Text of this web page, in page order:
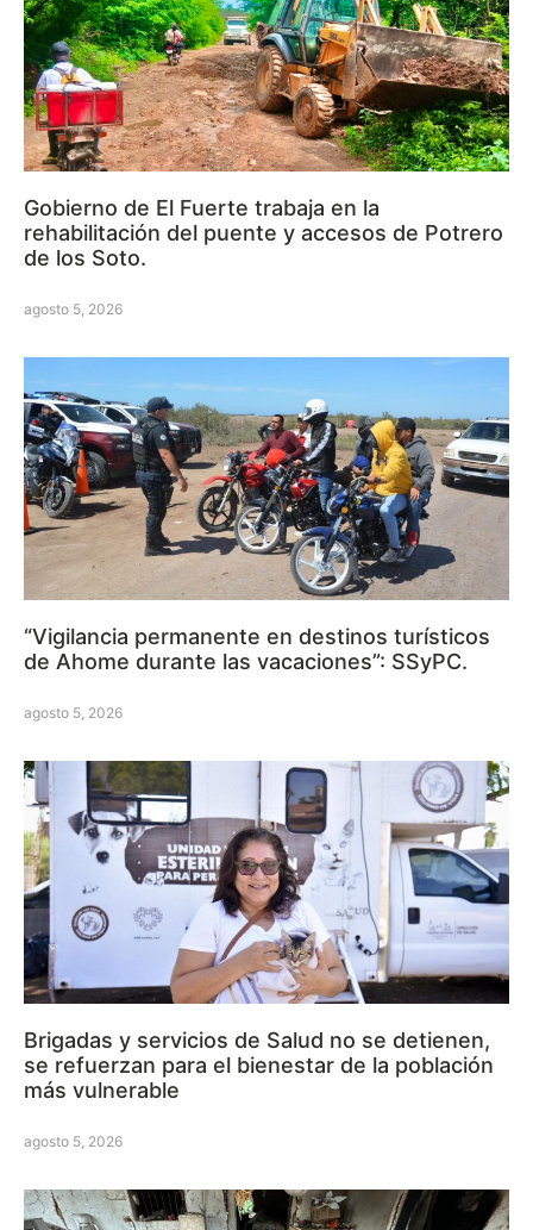
Gobierno de El Fuerte trabaja en la
rehabilitación del puente y accesos de Potrero
de los Soto.
agosto 5, 2026
“Vigilancia permanente en destinos turísticos
de Ahome durante las vacaciones”: SSyPC.
agosto 5, 2026
Brigadas y servicios de Salud no se detienen,
se refuerzan para el bienestar de la población
más vulnerable
agosto 5, 2026